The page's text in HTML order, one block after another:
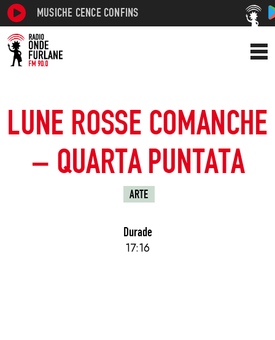
MUSICHE CENCE CONFINS
LUNE ROSSE COMANCHE
– QUARTA PUNTATA
ARTE
Durade
17:16